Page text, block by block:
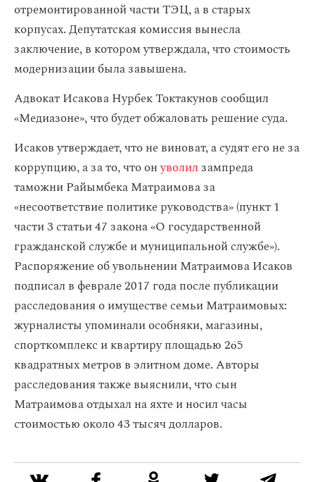
отремонтированной части ТЭЦ, а в старых
корпусах. Депутатская комиссия вынесла
заключение, в котором утверждала, что стоимость
модернизации была завышена.
Адвокат Исакова Нурбек Токтакунов сообщил
«Медиазоне», что будет обжаловать решение суда.
Исаков утверждает, что не виноват, а судят его не за
коррупцию, а за то, что онуволил зампреда
таможни Райымбека Матраимова за
«несоответствие политике руководства» (пункт 1
части 3 статьи 47 закона «О государственной
гражданской службе и муниципальной службе»).
Распоряжение об увольнении Матраимова Исаков
подписал в феврале 2017 года после публикации
расследования о имуществе семьи Матраимовых:
журналисты упоминали особняки, магазины,
спорткомплекс и квартиру площадью 265
квадратных метров в элитном доме. Авторы
расследования также выяснили, что сын
Матраимова отдыхал на яхте и носил часы
стоимостью около 43 тысяч долларов.